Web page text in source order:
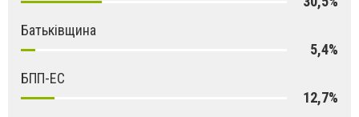
Батьківщина
5,4%
БПП-ЕС
12,7%